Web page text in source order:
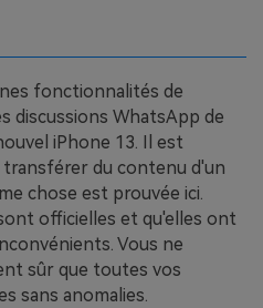
fonctionnalités de
discussions WhatsApp de
iPhone 13. Il est
du contenu d'un
chose est prouvée ici.
officielles et qu'elles ont
Vous ne
sûr que toutes vos
sans anomalies.